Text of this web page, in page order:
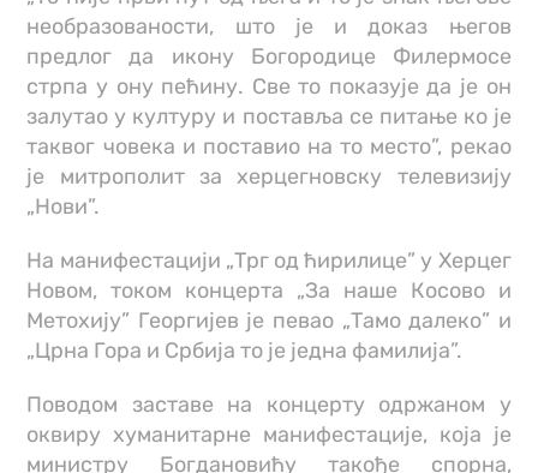
необразованости, што је и доказ његов
предлог да икону Богородице Филермосе
стрпа у ону пећину. Све то показује да је он
залутао у културу и поставља се питање ко је
таквог човека и поставио на то место”, рекао
је митрополит за херцегновску телевизију
„Нови”.
На манифестацији „Трг од ћирилице” у Херцег
Новом, током концерта „За наше Косово и
Метохију” Георгијев је певао „Тамо далеко” и
„Црна Гора и Србија то је једна фамилија”.
Поводом заставе на концерту одржаном у
оквиру хуманитарне манифестације, која је
министру Богдановићу такође спорна,